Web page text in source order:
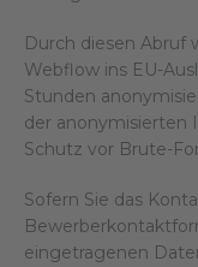
Durch diesen Abruf
Webflow ins EU-
Stunden
der anonymisierten
Schutz vor Brute-
Sofern Sie das
eingetragenen